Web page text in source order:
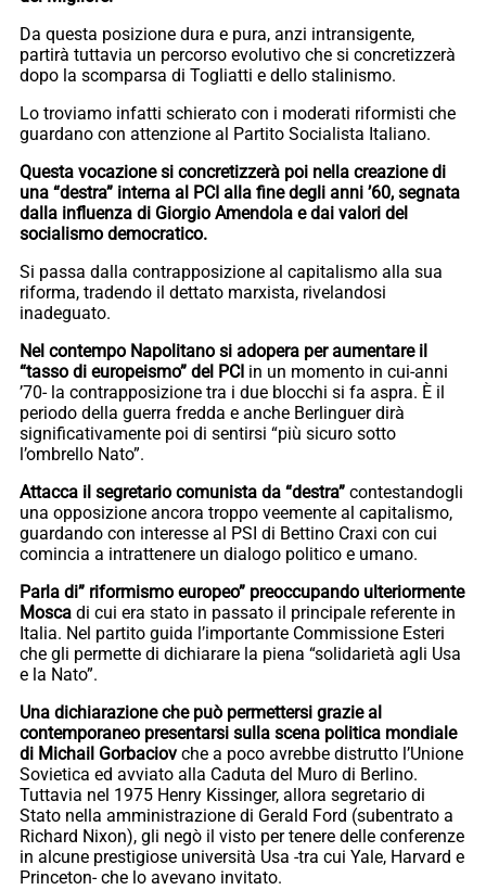
Da questa posizione dura e pura, anzi intransigente,
partirà tuttavia un percorso evolutivo che si concretizzerà
dopo la scomparsa di Togliatti e dello stalinismo.
Lo troviamo infatti schierato con i moderati riformisti che
guardano con attenzione al Partito Socialista Italiano.
Questa vocazione si concretizzerà poi nella creazione di
una “destra” interna al PCI alla fine degli anni ’60, segnata
dalla influenza di Giorgio Amendola e dai valori del
socialismo democratico.
Si passa dalla contrapposizione al capitalismo alla sua
riforma, tradendo il dettato marxista, rivelandosi
inadeguato.
Nel contempo Napolitano si adopera per aumentare il
“tasso di europeismo” del PCI in un momento in cui-anni
’70- la contrapposizione tra i due blocchi si fa aspra. È il
periodo della guerra fredda e anche Berlinguer dirà
significativamente poi di sentirsi “più sicuro sotto
l’ombrello Nato”.
Attacca il segretario comunista da “destra” contestandogli
una opposizione ancora troppo veemente al capitalismo,
guardando con interesse al PSI di Bettino Craxi con cui
comincia a intrattenere un dialogo politico e umano.
Parla di” riformismo europeo” preoccupando ulteriormente
Mosca di cui era stato in passato il principale referente in
Italia. Nel partito guida l’importante Commissione Esteri
che gli permette di dichiarare la piena “solidarietà agli Usa
e la Nato”.
Una dichiarazione che può permettersi grazie al
contemporaneo presentarsi sulla scena politica mondiale
di Michail Gorbaciov che a poco avrebbe distrutto l’Unione
Sovietica ed avviato alla Caduta del Muro di Berlino.
Tuttavia nel 1975 Henry Kissinger, allora segretario di
Stato nella amministrazione di Gerald Ford (subentrato a
Richard Nixon), gli negò il visto per tenere delle conferenze
in alcune prestigiose università Usa -tra cui Yale, Harvard e
Princeton- che lo avevano invitato.